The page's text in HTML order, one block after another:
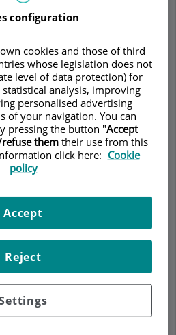
ContactoDatos de interés
cita
tratamiento para la
de la
quirúrgico.
recientes avances en
configuration
cookies and those of third
whose legislation does not
level of data protection) for
analysis, improving
personalised advertising
of your navigation. You can
pressing the button "Accept
them their use from this
click here: Cookie
policy
Reject
Accept